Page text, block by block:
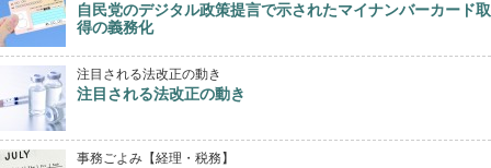
自民党のデジタル政策提言で示されたマイナンバーカード取
得の義務化
注目される法改正の動き
注目される法改正の動き
事務ごよみ【経理・税務】